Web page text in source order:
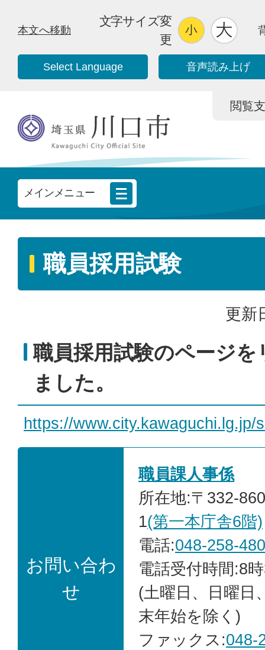
本文へ移動
文字サイズ変
更
Select Language 音声読み上げ
閲覧
メインメニュー
職員採用試験
更新
職員採用試験のページ
ました。
https://
お問い合わ
せ
職員課人事係
所在地:〒332-
1(第一本庁舎6階)
電話:048-258-
電話受付時間:8
(土曜日、日曜日
末年始を除く)
ファックス:048-